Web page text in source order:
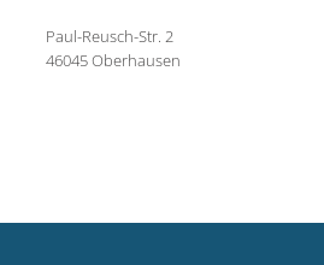
Paul-Reusch-Str. 2
46045 Oberhausen